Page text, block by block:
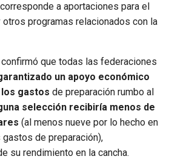
a aportaciones para el
programas relacionados con la
que todas las federaciones
un apoyo económico
gastos de preparación rumbo al
selección recibiría menos de
(al menos nueve por lo hecho en
gastos de preparación),
su rendimiento en la cancha.